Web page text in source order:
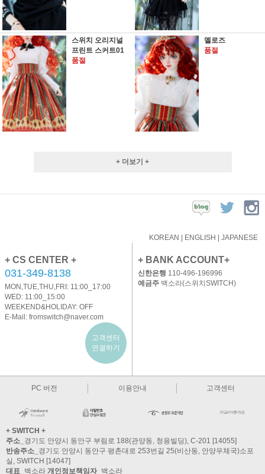
스위치 오리지널
프린트 스커트01
품절
멜로즈
품절
+ 더보기 +
KOREAN ENGLISH JAPANESE
+ CS CENTER +
031-349-8138
MON,TUE,THU,FRI: 11:00_17:00
WED: 11:00_15:00
WEEKEND&HOLIDAY: OFF
E-Mail: fromswitch@naver.com
고객센터
연결하기
+ BANK ACCOUNT+
신한은행 110-496-196996
예금주백소라(스위치SWITCH)
PC 버전 이용안내 고객센터
+ SWITCH +
주소_ 경기도 안양시 동안구 부림로 188(관양동, 청용빌딩), C-201 [14055]
반송주소_ 경기도 안양시 동안구 평촌대로 253번길 25(비산동, 안양우체국)소포
실, SWITCH [14047]
대표_ 백소라 개인정보책임자_ 백소라